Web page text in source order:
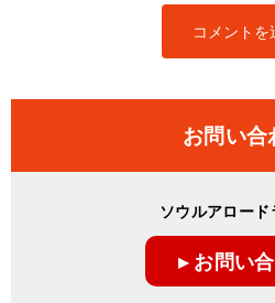
お問い合
ソウルアロー
▸ お問い